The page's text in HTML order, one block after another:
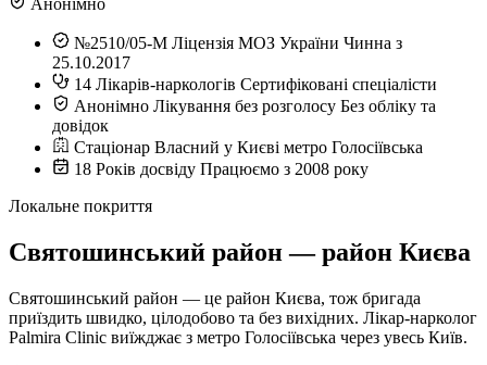
Анонімно
№2510/05-М Ліцензія МОЗ України Чинна з
25.10.2017
14 Лікарів-наркологів Сертифіковані спеціалісти
Анонімно Лікування без розголосу Без обліку та
довідок
Стаціонар Власний у Києві метро Голосіївська
18 Років досвіду Працюємо з 2008 року
Локальне покриття
Святошинський район — район Києва
Святошинський район — це район Києва, тож бригада
приїздить швидко, цілодобово та без вихідних. Лікар-нарколог
Palmira Clinic виїжджає з метро Голосіївська через увесь Київ.